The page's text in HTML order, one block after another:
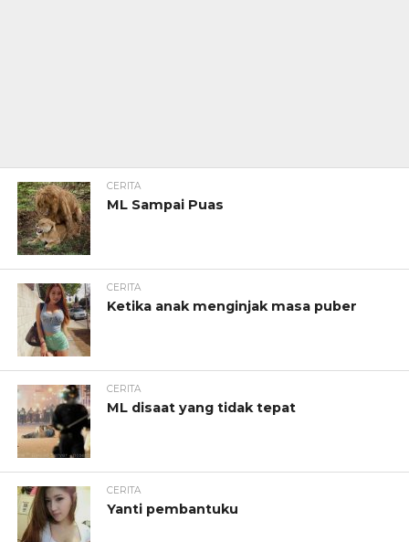
CERITA
ML Sampai Puas
CERITA
Ketika anak menginjak masa puber
CERITA
ML disaat yang tidak tepat
CERITA
Yanti pembantuku